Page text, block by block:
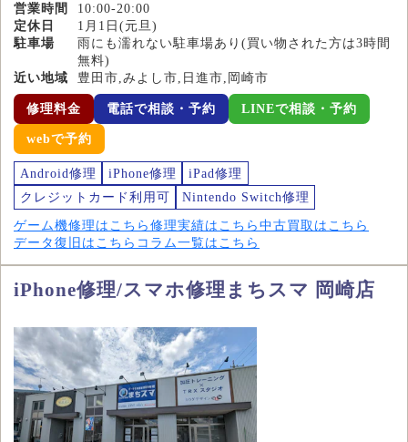
営業時間
10:00-20:00
定休日
1月1日(元旦)
駐車場
雨にも濡れない駐車場あり(買い物された方は3時間
無料)
近い地域
豊田市,みよし市,日進市,岡崎市
修理料金 電話で相談・予約 LINEで相談・予約
webで予約
Android修理 iPhone修理
iPad修理
クレジットカード利用可
Nintendo Switch修理
ゲーム機修理はこちら 修理実績はこちら 中古買取はこちら
データ復旧はこちら コラム一覧はこちら
iPhone修理/スマホ修理まちスマ 岡崎店